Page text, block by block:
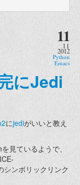
11
11
2012
Python
Emacs
にJedi
にjediがいいと教え
見ているようで、
ンボリックリンク